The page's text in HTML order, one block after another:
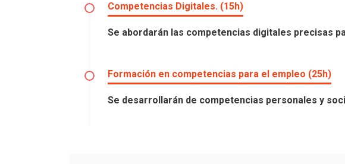
Competencias Digitales. (15h)
Se abordarán las competencias digitales precisas
Formación en competencias para el empleo (25h)
Se desarrollarán de competencias personales y